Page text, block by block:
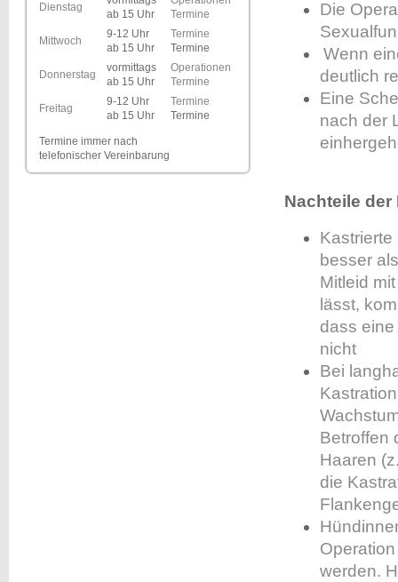
Dienstag
ab 15 Uhr
Termine
Mittwoch
9-12 Uhr
ab 15 Uhr
Termine
Termine
Donnerstag
vormittags
ab 15 Uhr
Operationen
Termine
Freitag
9-12 Uhr
ab 15 Uhr
Termine
Termine
Termine immer nach
telefonischer Vereinbarung
Die
Wenn
deutlich
Eine
nach der
Nachteile
K
besser
Mitleid
lässt,
dass
nicht
Bei
Kastration
Betroffen
Haaren
die
werden.